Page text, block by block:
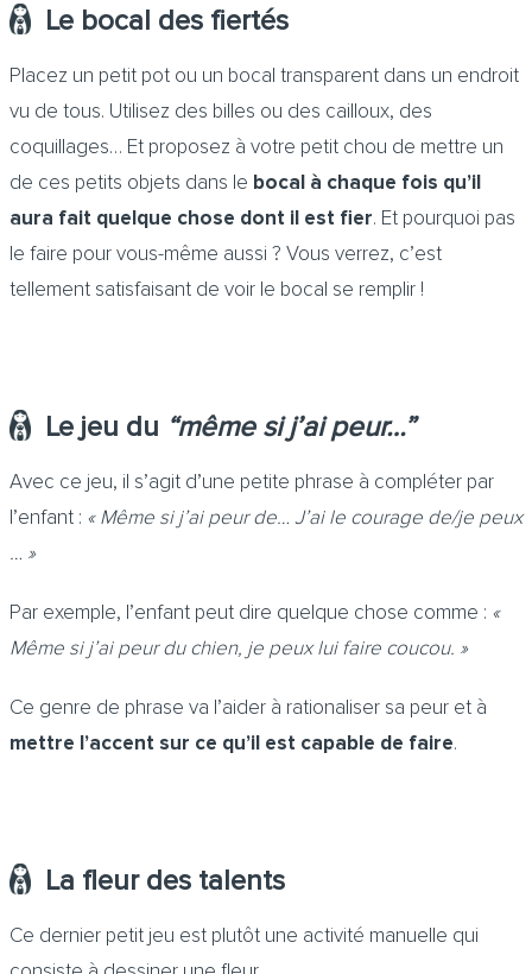
Le bocal des fiertés
Placez un petit pot ou un bocal transparent dans un endroit
vu de tous. Utilisez des billes ou des cailloux, des
coquillages… Et proposez à votre petit chou de mettre un
de ces petits objets dans le bocal à chaque fois qu’il
aura fait quelque chose dont il est fier. Et pourquoi pas
le faire pour vous-même aussi ? Vous verrez, c’est
tellement satisfaisant de voir le bocal se remplir !
Le jeu du “même si j’ai peur…”
Avec ce jeu, il s’agit d’une petite phrase à compléter par
l’enfant : « Même si j’ai peur de… J’ai le courage de/je peux
… »
Par exemple, l’enfant peut dire quelque chose comme : «
Même si j’ai peur du chien, je peux lui faire coucou. »
Ce genre de phrase va l’aider à rationaliser sa peur et à
mettre l’accent sur ce qu’il est capable de faire.
La fleur des talents
Ce dernier petit jeu est plutôt une activité manuelle qui